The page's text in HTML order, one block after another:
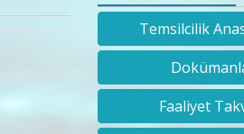
Temsilcilik
Faaliyet